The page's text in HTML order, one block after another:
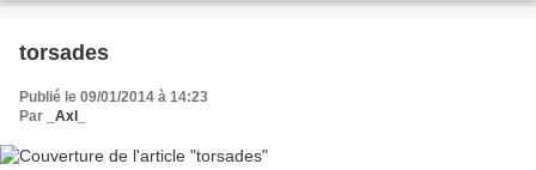
torsades
Publié le 09/01/2014 à 14:23
Par
_Axl_